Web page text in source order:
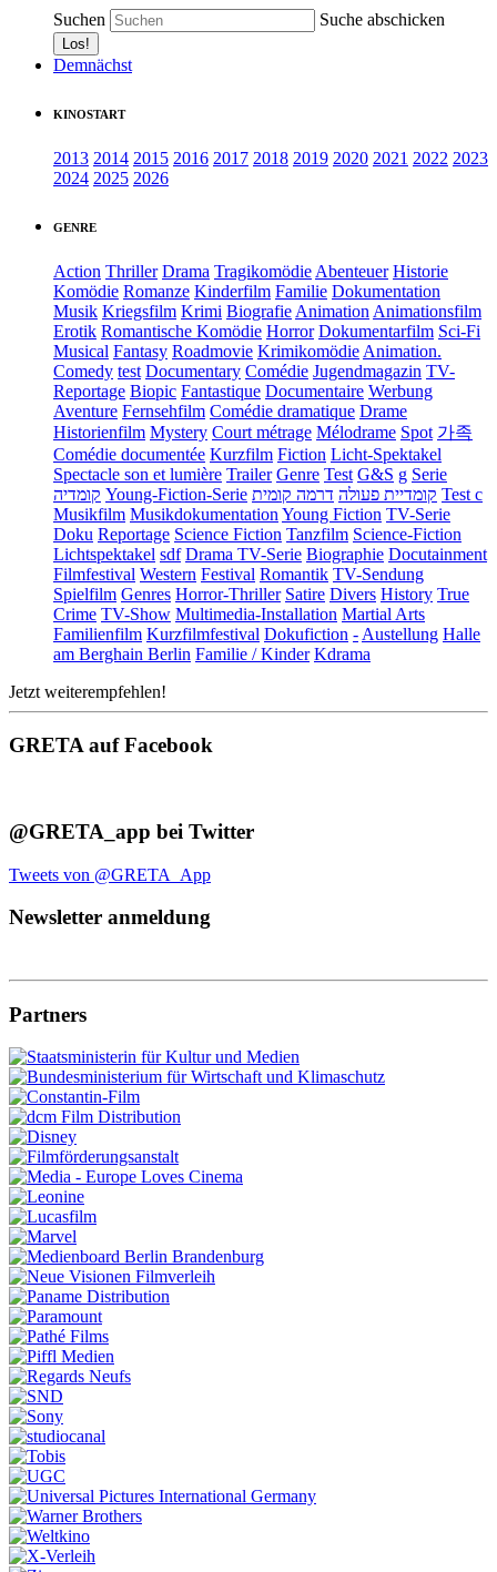
Suchen Suche abschicken
Demnächst
KINOSTART
2013 2014 2015 2016 2017 2018 2019 2020 2021 2022 2023
2024 2025 2026
GENRE
Action Thriller Drama Tragikomödie Abenteuer Historie
Komödie Romanze Kinderfilm Familie Dokumentation
Musik Kriegsfilm Krimi Biografie Animation Animationsfilm
Erotik Romantische Komödie Horror Dokumentarfilm Sci-Fi
Musical Fantasy Roadmovie Krimikomödie Animation.
Comedy test Documentary Comédie Jugendmagazin TV-
Reportage Biopic Fantastique Documentaire Werbung
Aventure Fernsehfilm Comédie dramatique Drame
Historienfilm Mystery Court métrage Mélodrame Spot 가족
Comédie documentée Kurzfilm Fiction Licht-Spektakel
Spectacle son et lumière Trailer Genre Test G&S g Serie
קומדיה Young-Fiction-Serie קומדיית פעולה דרמה קומית
Test c
Musikfilm Musikdokumentation Young Fiction TV-Serie
Doku Reportage Science Fiction Tanzfilm Science-Fiction
Lichtspektakel sdf Drama TV-Serie Biographie Docutainment
Filmfestival Western Festival Romantik TV-Sendung
Spielfilm Genres Horror-Thriller Satire Divers History True
Crime TV-Show Multimedia-Installation Martial Arts
Familienfilm Kurzfilmfestival Dokufiction - Austellung Halle
am Berghain Berlin Familie / Kinder Kdrama
Jetzt weiterempfehlen!
GRETA auf Facebook
@GRETA_app bei Twitter
Tweets von @GRETA_App
Newsletter anmeldung
Partners